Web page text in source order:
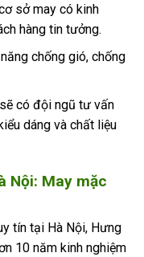
sở may có kinh
hàng tin tưởng.
chống gió, chống
có đội ngũ tư vấn
dáng và chất liệu
Nội: May mặc
tín tại Hà Nội, Hưng
10 năm kinh nghiệm